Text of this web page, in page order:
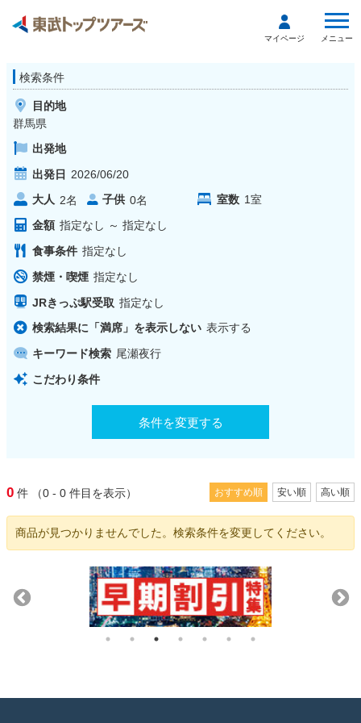
マイページ メニュー
検索条件
目的地
群馬県
出発地
出発日 2026/06/20
大人 2名 子供 0名 室数 1室
金額 指定なし ～ 指定なし
食事条件 指定なし
禁煙・喫煙 指定なし
JRきっぷ駅受取 指定なし
検索結果に「満席」を表示しない 表示する
キーワード検索 尾瀬夜行
こだわり条件
条件を変更する
0 件 （0 - 0 件目を表示） おすすめ順 安い順 高い順
商品が見つかりませんでした。検索条件を変更してください。